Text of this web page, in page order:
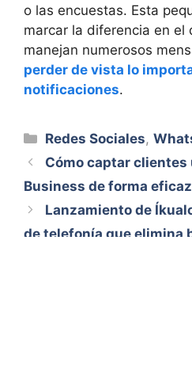
o las encuestas. Esta
marcar la diferencia en el
manejan numerosos
perder de vista lo
notificaciones.
Categorías
Redes Sociales,
Cómo captar
Business de forma eficaz
Lanzamiento de
de telefonía que elimina